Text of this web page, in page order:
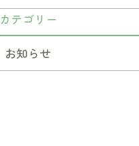
カテゴリー
お知らせ